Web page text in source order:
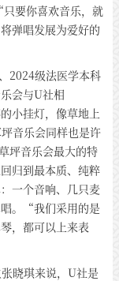
要你喜欢音乐，就
弹唱发展为爱好的
2024级法医学本科
会与U社相
小挂灯，像草地上
音乐会同样也是许
坪音乐会最大的特
归到最本质、纯粹
一个音响、几只麦
。“我们采用的是
，都可以上来表
晓琪来说，U社是